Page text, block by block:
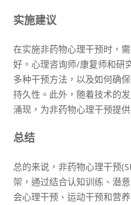
实施建议
在实施非药物心理干预时，
好。心理咨询师/康复师和研
多种干预方法，以及如何确
持久性。此外，随着技术的
涌现，为非药物心理干预提
总结
总的来说，非药物心理干预
架，通过结合认知训练、潜
会心理干预、运动干预和营